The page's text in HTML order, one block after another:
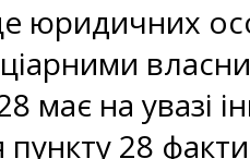
юридичних
має на увазі
28